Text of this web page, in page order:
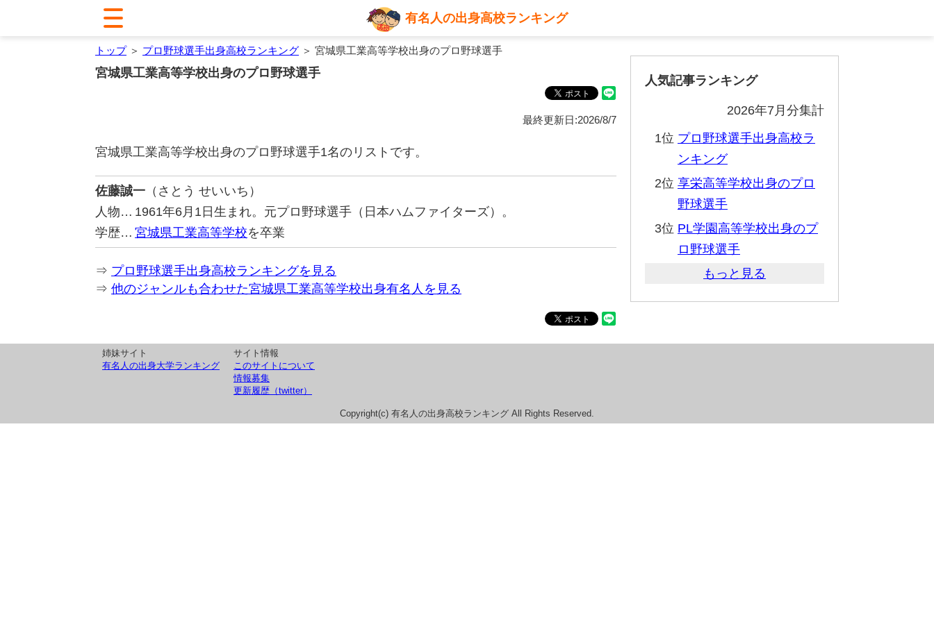
有名人の出身高校ランキング
トップ＞ プロ野球選手出身高校ランキング ＞ 宮城県工業高等学校出身のプロ野球選手
宮城県工業高等学校出身のプロ野球選手
最終更新日:2026/8/7
宮城県工業高等学校出身のプロ野球選手1名のリストです。
佐藤誠一 （さとう せいいち）
人物… 1961年6月1日生まれ。元プロ野球選手（日本ハムファイターズ）。
学歴… 宮城県工業高等学校を卒業
⇒ プロ野球選手出身高校ランキングを見る
⇒ 他のジャンルも合わせた宮城県工業高等学校出身有名人を見る
人気記事ランキング
2026年7月分集計
1位 プロ野球選手出身高校ラ
ンキング
2位 享栄高等学校出身のプロ
野球選手
3位 PL学園高等学校出身のプ
ロ野球選手
もっと見る
姉妹サイト
有名人の出身大学ランキング
サイト情報
このサイトについて
情報募集
更新履歴（twitter）
Copyright(c) 有名人の出身高校ランキング All Rights Reserved.